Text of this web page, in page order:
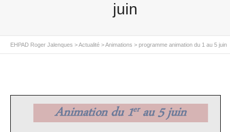
juin
EHPAD Roger Jalenques >Actualité >Animations > programme animation du 1 au 5 juin